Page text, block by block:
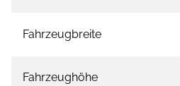
Fahrzeugbreite
Fahrzeughöhe